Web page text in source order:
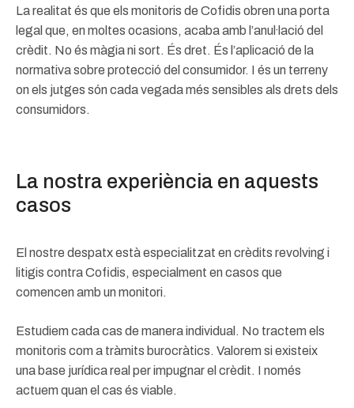
La realitat és que els monitoris de Cofidis obren una porta
legal que, en moltes ocasions, acaba amb l’anul·lació del
crèdit. No és màgia ni sort. És dret. És l’aplicació de la
normativa sobre protecció del consumidor. I és un terreny
on els jutges són cada vegada més sensibles als drets dels
consumidors.
La nostra experiència en aquests
casos
El nostre despatx està especialitzat en crèdits revolving i
litigis contra Cofidis, especialment en casos que
comencen amb un monitori.
Estudiem cada cas de manera individual. No tractem els
monitoris com a tràmits burocràtics. Valorem si existeix
una base jurídica real per impugnar el crèdit. I només
actuem quan el cas és viable.